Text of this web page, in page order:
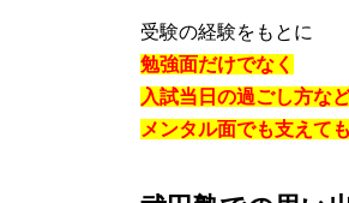
受験の経験をもとに
勉強面だけでなく
入試当日の過ごし方など
メンタル面でも支えて